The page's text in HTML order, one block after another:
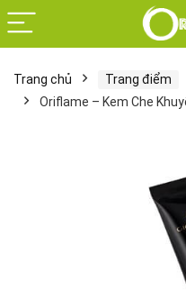
Trang chủ Trang điểm
Oriflame – Kem Che